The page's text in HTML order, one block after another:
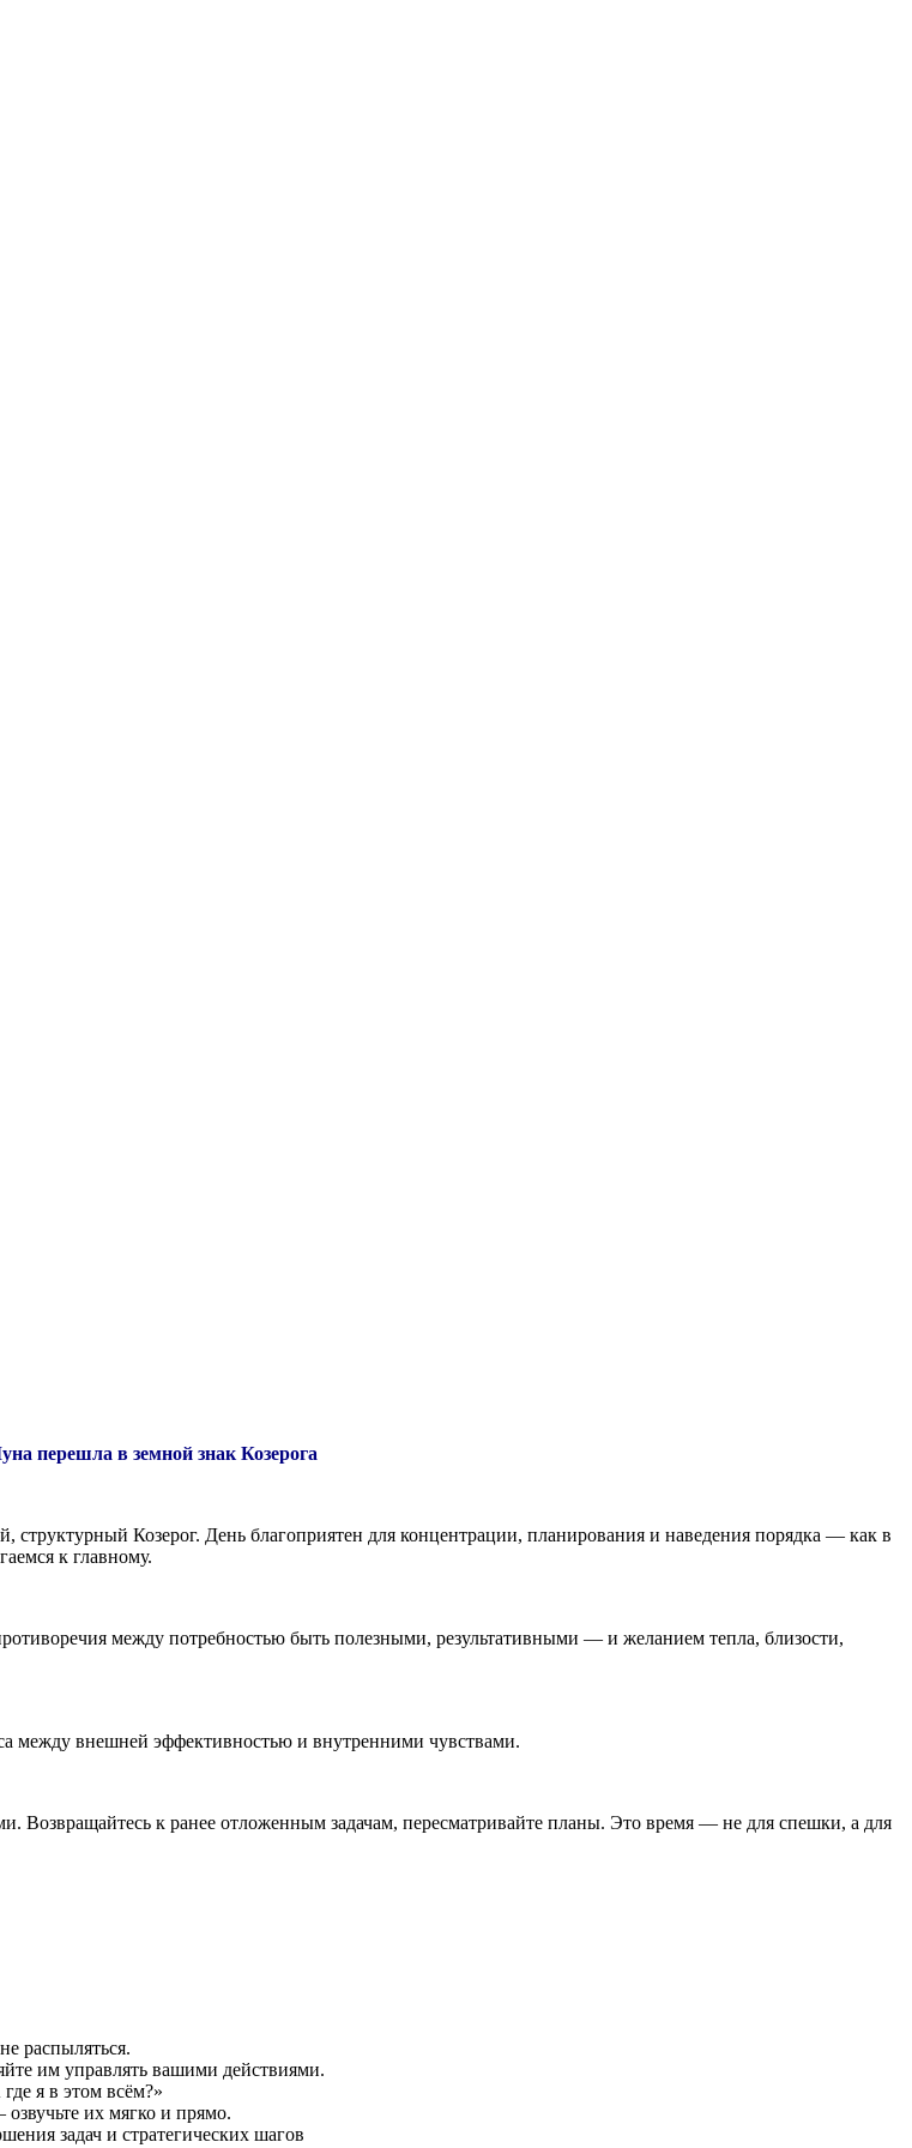
перешла в земной знак Козерога
Козерог. День благоприятен для концентрации, планирования и наведения порядка — как в
к главному.
между потребностью быть полезными, результативными — и желанием тепла, близости,
между внешней эффективностью и внутренними чувствами.
Возвращайтесь к ранее отложенным задачам, пересматривайте планы. Это время — не для спешки, а для
распыляться.
им управлять вашими действиями.
я в этом всём?»
их мягко и прямо.
задач и стратегических шагов